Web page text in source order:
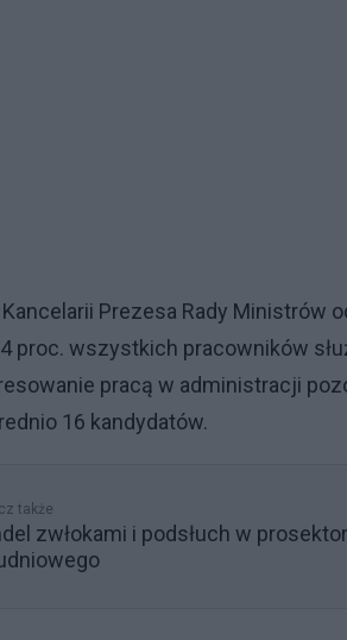
Prezesa Rady Ministrów
proc. wszystkich pracowników
pracą w administracji
16 kandydatów.
także
zwłokami i podsłuch w